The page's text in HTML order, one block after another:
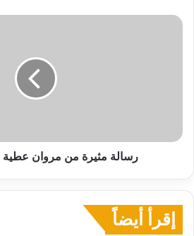
رسالة
رسالة مثيرة من مروان عطية
إقرأ أيضاً